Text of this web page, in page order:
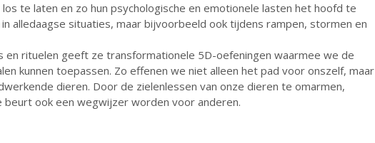
te laten en zo hun psychologische en emotionele lasten het hoofd te
alledaagse situaties, maar bijvoorbeeld ook tijdens rampen, stormen en
en rituelen geeft ze transformationele 5D-oefeningen waarmee we de
kunnen toepassen. Zo effenen we niet alleen het pad voor onszelf, maar
dieren. Door de zielenlessen van onze dieren te omarmen,
beurt ook een wegwijzer worden voor anderen.